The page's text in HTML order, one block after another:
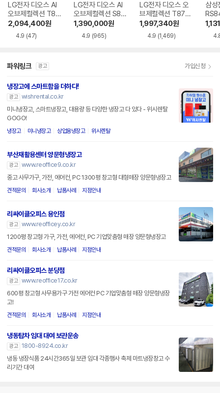
LG전자 디오스 AI
오브제컬렉션 T87
6MQQ1H1
2,094,400원
4.9 (47)
LG전자 디오스 AI
오브제컬렉션 S83
6MEE022
1,390,000원
4.9 (965)
LG전자 디오스 오
브제컬렉션 T873
MEE111
1,997,340원
4.9 (1,469)
삼성
파워링크 광고 가입신청
냉장고에 스마트함을 더하다!
광고 wishrental.co.kr
미니냉장고, 스마트냉장고, 대용량 등 다양한 냉장고 다 있다 - 위시렌탈
GOGO!
냉장고 미니냉장고 상업용냉장고 위시렌탈
부산재활용센터 양문형냉장고
광고 www.reoffice9.co.kr
중고 사무가구, 가전, 에어컨, PC 1300평 창고형 대형매장 양문형냉장고
견적문의 회사소개 납품사례 지점안내
리싸이클오피스 용인점
광고 www.reofficey.co.kr
1200평 창고형 가구, 가전, 에어컨, PC 기업맞춤형 매장 양문형냉장고
견적문의 회사소개 납품사례 지점안내
리싸이클오피스 분당점
광고 www.reoffice17.co.kr
600평 창고형 사무용가구 가전 에어컨 PC 기업맞춤형 매장 양문형냉장
고!
견적문의 회사소개 납품사례 지점안내
냉동탑차 임대 대여 보관운송
광고 1800-8924.co.kr
냉동 냉장식품 24시간365일 보관 임대 각종행사 축제 마트냉장창고 수
리기간 대여